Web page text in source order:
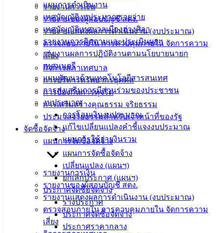
รายงานการเงิน
รายงานของผู้สอบบัญชี สตง.
รายงานแสดงผลการดำเนินงาน (งบประมาณ)
ตรวจสอบภายใน การควบคุมภายใน จัดการความ
เสี่ยง
กิจการสภาเทศบาล
การบริหารทรัพยากรบุคคล
การป้องกันการทุจริต
การเสริมสร้างคุณธรรม จริยธรรม
ประมวลจริยธรรมสำหรับเจ้าหน้าที่ของรัฐ
จัดซื้อจัดจ้าง
แผนการจัดซื้อจัดจ้าง
แผนการจัดซื้อจัดจ้าง
เปลี่ยนแปลง (แผนฯ)
ยกเลิกประกาศ (แผนฯ)
ประกาศจัดซื้อจัดจ้าง
ร่างประกาศ
ประกาศจัดซื้อจัดจ้าง
ประกาศราคากลาง
แผนการดำเนินงาน
เทศบัญญัติงบประมาณรายจ่าย
เทศบัญญัติเทศบาลเมืองอ่างศิลา
รายงานการติดตามและประเมินผลฯ
รายงานผลการปฏิบัติงานตามนโยบายนายก
เทศมนตรี
แผนพัฒนาด้านเทคโนโลยีสารสนเทศ
การส่งเสริมการมีส่วนร่วมของประชาชน
งบประมาณ
การโอนเงินงบประมาณ
แก้ไขเปลี่ยนแปลงคำชี้แจงงบประมาณ
แผนการใช้จ่ายงินรวม
รายงานการเงิน
รายงานของผู้สอบบัญชี สตง.
รายงานแสดงผลการดำเนินงาน (งบประมาณ)
ตรวจสอบภายใน การควบคุมภายใน จัดการความ
เสี่ยง
(Knowledge
Management)
เทศบาล
สายตรง
เทศบาล
ส่วน
ราชการ
สภา
เทศบาล
สงวนลิขสิทธิ์ © 2563 เทศบาลเมืองอ่างศิลา จังหวัดชลบุรี |